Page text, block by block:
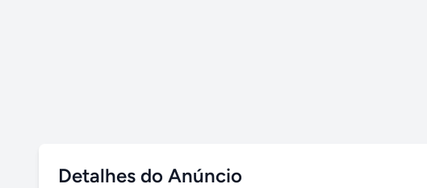
Detalhes do Anúncio